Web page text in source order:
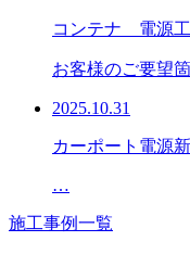
コンテナ 電源
お客様のご要望
2025.10.31
カーポート電源
…
施工事例一覧